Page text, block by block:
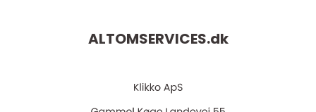
ALTOMSERVICES.dk